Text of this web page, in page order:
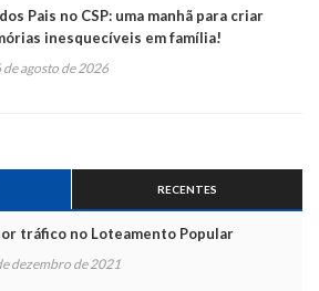
Pais no CSP: uma manhã para criar
inesquecíveis em família!
de agosto de 2026
RECENTES
tráfico no Loteamento Popular
dezembro de 2021